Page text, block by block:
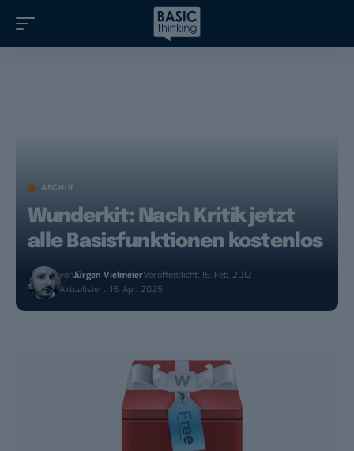
ARCHIV
Wunderkit: Nach Kritik jetzt
alle Basisfunktionen kostenlos
vonJürgen VielmeierVeröffentlicht: 15. Feb. 2012
Aktualisiert: 15. Apr. 2025